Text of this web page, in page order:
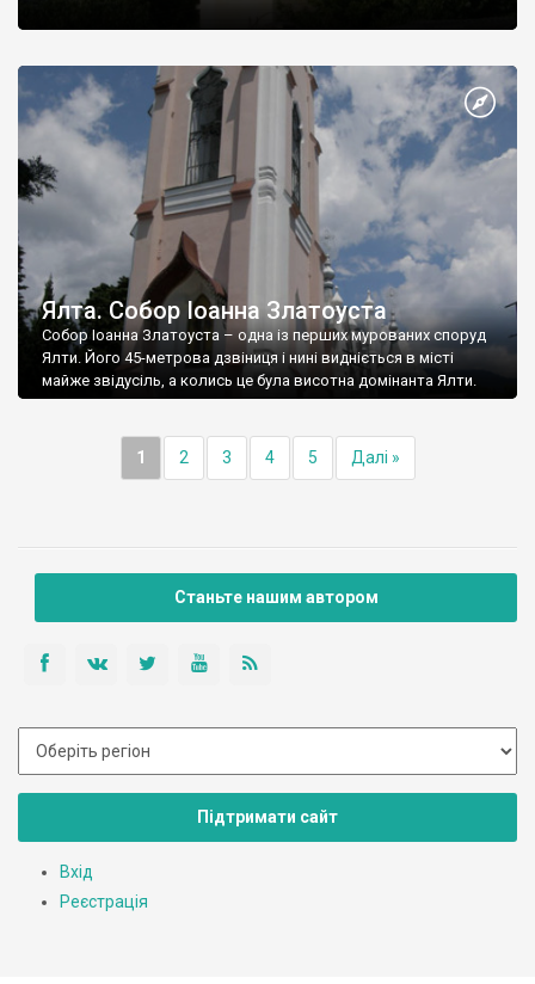
Ялта. Собор Іоанна Златоуста
Собор Іоанна Златоуста – одна із перших мурованих споруд
Ялти. Його 45-метрова дзвіниця і нині видніється в місті
майже звідусіль, а колись це була висотна домінанта Ялти.
1 2 3 4 5 Далі »
Станьте нашим автором
Підтримати сайт
Вхід
Реєстрація